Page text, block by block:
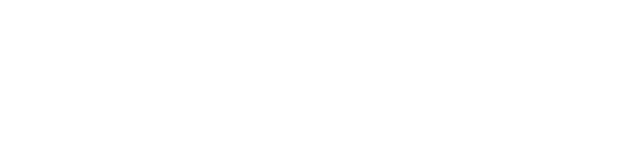
služby jsou závislé na ročním období a na místních klimatických
(za poplatek), balkónem a kávovarem s kapslemi (za poplatek).